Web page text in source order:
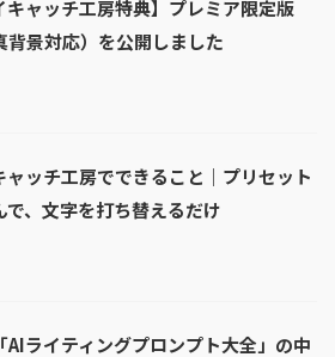
キャッチ工房特典】プレミア限定版
背景対応）を公開しました
ャッチ工房でできること｜プリセット
で、文字を打ち替えるだけ
AIライティングプロンプト大全」の中